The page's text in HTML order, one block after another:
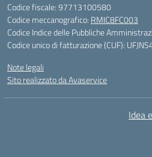
Codice fiscale: 97713100580
Codice meccanografico: RMIC8FC003
Codice Indice delle Pubbliche
Codice unico di fatturazione (CUF):
Note legali
Sito realizzato da Avaservice
Idea